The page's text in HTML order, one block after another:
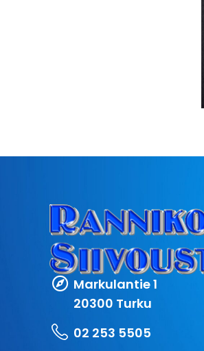
Markulantie 1
20300 Turku
02 253 5505